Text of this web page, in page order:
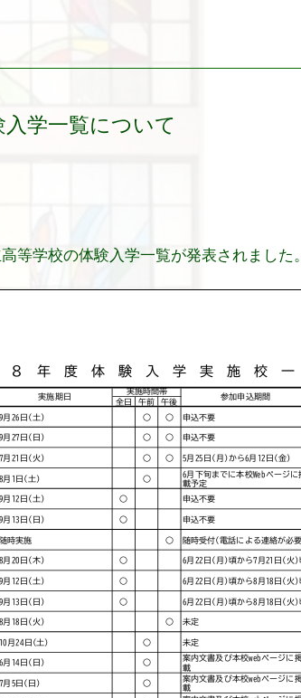
学一覧について
等学校の体験入学一覧が発表されました。